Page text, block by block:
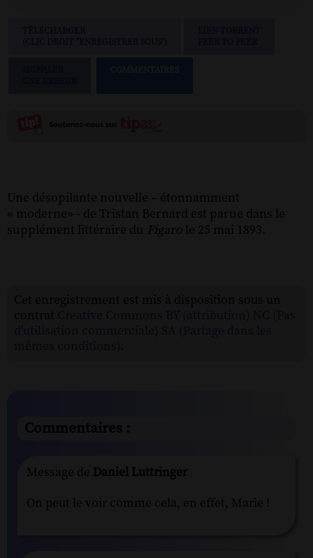
Une désopilante nouvelle – étonnamment
« moderne» - de Tristan Bernard est parue dans le
supplément littéraire du Figaro le 25 mai 1893.
Commentaires :
Message de Daniel Luttringer
On peut le voir comme cela, en effet, Marie !